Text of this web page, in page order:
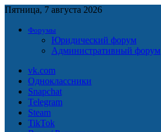
Пятница, 7 августа 2026
Форумы
Юридический форум
Административный форум
vk.com
Одноклассники
Snapchat
Telegram
Steam
TikTok